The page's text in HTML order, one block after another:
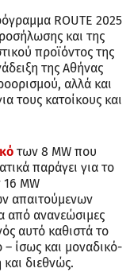
ROUTE 2025
και της
προϊόντος της
της Αθήνας
αλλά και
τους κατοίκους και
των 8 ΜW που
παράγει για το
16 MW
απαιτούμενων
από ανανεώσιμες
αυτό καθιστά το
ίσως και μοναδικό-
διεθνώς.